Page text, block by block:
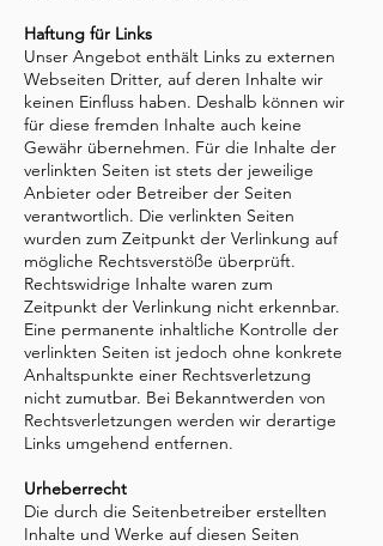
Haftung für Links
Unser Angebot enthält Links zu externen
Webseiten Dritter, auf deren Inhalte wir
keinen Einfluss haben. Deshalb können wir
für diese fremden Inhalte auch keine
Gewähr übernehmen. Für die Inhalte der
verlinkten Seiten ist stets der jeweilige
Anbieter oder Betreiber der Seiten
verantwortlich. Die verlinkten Seiten
wurden zum Zeitpunkt der Verlinkung auf
mögliche Rechtsverstöße überprüft.
Rechtswidrige Inhalte waren zum
Zeitpunkt der Verlinkung nicht erkennbar.
Eine permanente inhaltliche Kontrolle der
verlinkten Seiten ist jedoch ohne konkrete
Anhaltspunkte einer Rechtsverletzung
nicht zumutbar. Bei Bekanntwerden von
Rechtsverletzungen werden wir derartige
Links umgehend entfernen.
Urheberrecht
Die durch die Seitenbetreiber erstellten
Inhalte und Werke auf diesen Seiten